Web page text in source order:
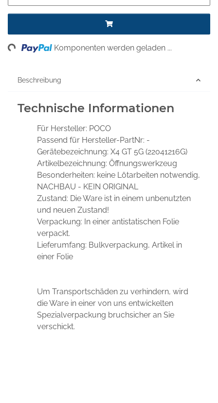
Komponenten werden geladen ...
Beschreibung
Technische Informationen
Für Hersteller: POCO
Passend für Hersteller-PartNr: -
Gerätebezeichnung: X4 GT 5G (22041216G)
Artikelbezeichnung: Öffnungswerkzeug
Besonderheiten: keine Lötarbeiten notwendig,
NACHBAU - KEIN ORIGINAL
Zustand: Die Ware ist in einem unbenutzten
und neuen Zustand!
Verpackung: In einer antistatischen Folie
verpackt.
Lieferumfang: Bulkverpackung, Artikel in
einer Folie
Um Transportschäden zu verhindern, wird
die Ware in einer von uns entwickelten
Spezialverpackung bruchsicher an Sie
verschickt.